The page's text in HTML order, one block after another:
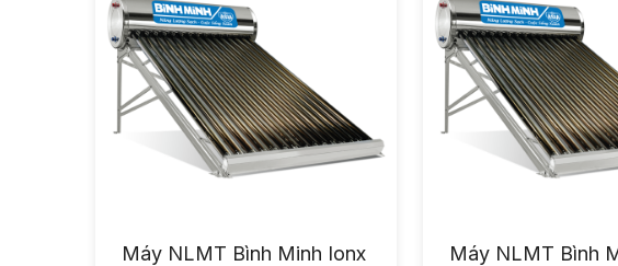
Máy NLMT Bình Minh Ionx
Máy NLMT Bình